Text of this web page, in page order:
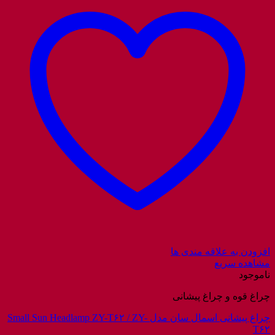
افزودن به علاقه مندی ها
مشاهده سریع
ناموجود
چراغ قوه و چراغ پیشانی
چراغ پیشانی اسمال سان مدل Small Sun Headlamp ZY-T۶۲ / ZY-
T۶۲